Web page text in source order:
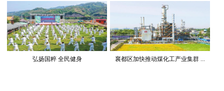
弘扬国粹 全民健身 襄都区加快推动煤化工产业集群 ...